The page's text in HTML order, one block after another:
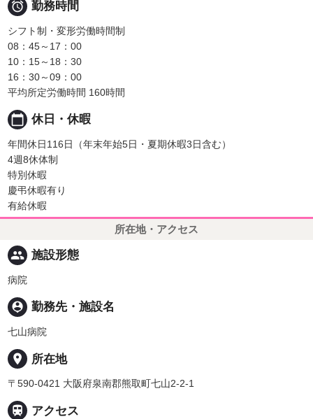
 勤務時間
シフト制・変形労働時間制
08：45～17：00
10：15～18：30
16：30～09：00
平均所定労働時間 160時間
calendar_today 休日・休暇
年間休日116日（年末年始5日・夏期休暇3日含む）
4週8休体制
特別休暇
慶弔休暇有り
有給休暇
所在地・アクセス
people 施設形態
病院
person_pin 勤務先・施設名
七山病院
place 所在地
〒590-0421 大阪府泉南郡熊取町七山2-2-1
 アクセス